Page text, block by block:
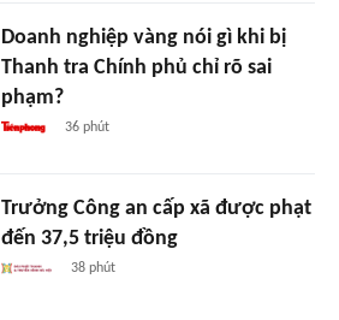
Doanh nghiệp vàng nói gì khi bị
Thanh tra Chính phủ chỉ rõ sai
phạm?
36 phút
Trưởng Công an cấp xã được phạt
đến 37,5 triệu đồng
38 phút